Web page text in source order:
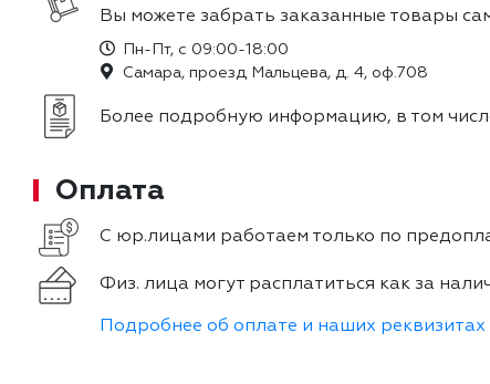
Вы можете забрать заказанные товары
Пн-Пт, с 09:00-18:00
Самара, проезд Мальцева, д. 4, оф.708
Более подробную информацию, в том
Оплата
С юр.лицами работаем только по
Физ. лица могут расплатиться как за
Подробнее об оплате и наших реквизитах